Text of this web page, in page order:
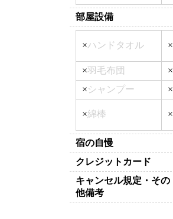
部屋設備
×ハンドタオル ×
×羽毛布団 ×
×シャンプー ×
×綿棒 ×
宿の自慢
クレジットカード
キャンセル規定・その
他備考